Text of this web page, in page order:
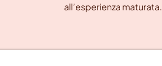
all’esperienza maturata.